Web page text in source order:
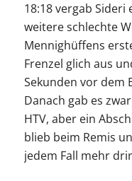
18:18 vergab
weitere schlechte
Mennighüffens
Frenzel glich aus
Sekunden vor dem
Danach gab es
HTV, aber ein
blieb beim Remis
jedem Fall mehr